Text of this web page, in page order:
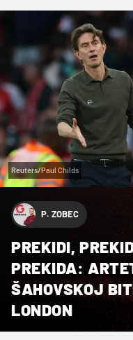
Reuters/Paul Childs
P. ZOBEC
PREKIDI,
PREKIDA:
ŠAHOVSKOJ
LONDON